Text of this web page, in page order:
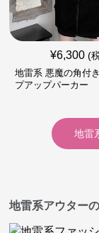
¥6,300 (
地雷系 悪魔の角付
プアップパーカー
地雷
地雷系アウター